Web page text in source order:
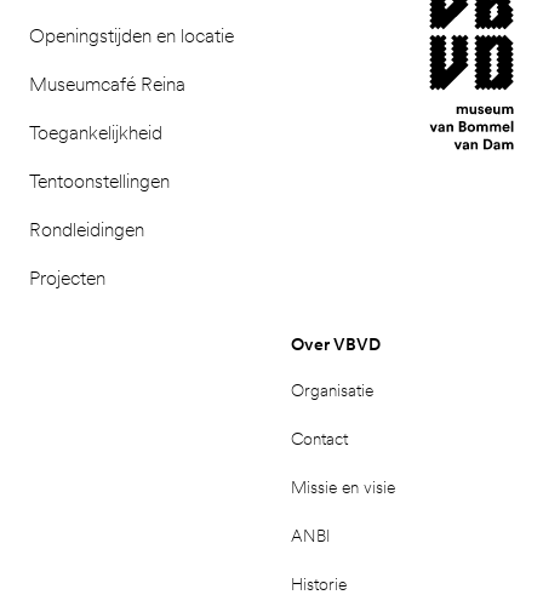
Openingstijden en locatie
Museumcafé Reina
Toegankelijkheid
Tentoonstellingen
Rondleidingen
Projecten
Over VBVD
Organisatie
Contact
Missie en visie
ANBI
Historie